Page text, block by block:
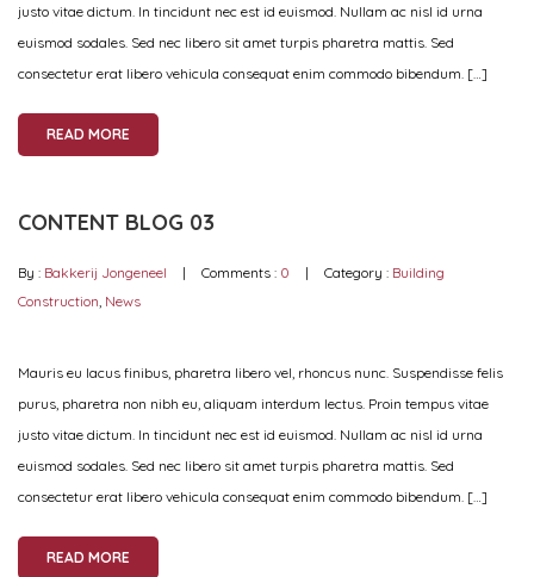
justo vitae dictum. In tincidunt nec est id euismod. Nullam ac nisl id urna
euismod sodales. Sed nec libero sit amet turpis pharetra mattis. Sed
consectetur erat libero vehicula consequat enim commodo bibendum. […]
READ MORE
CONTENT BLOG 03
By : Bakkerij Jongeneel Comments : 0 Category : Building
Construction News
Mauris eu lacus finibus, pharetra libero vel, rhoncus nunc. Suspendisse felis
purus, pharetra non nibh eu, aliquam interdum lectus. Proin tempus vitae
justo vitae dictum. In tincidunt nec est id euismod. Nullam ac nisl id urna
euismod sodales. Sed nec libero sit amet turpis pharetra mattis. Sed
consectetur erat libero vehicula consequat enim commodo bibendum. […]
READ MORE